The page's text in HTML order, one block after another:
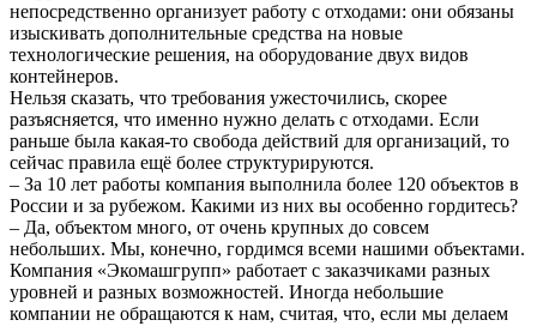
непосредственно организует работу с отходами: они обязаны
изыскивать дополнительные средства на новые
технологические решения, на оборудование двух видов
контейнеров.
Нельзя сказать, что требования ужесточились, скорее
разъясняется, что именно нужно делать с отходами. Если
раньше была какая-то свобода действий для организаций, то
сейчас правила ещё более структурируются.
– За 10 лет работы компания выполнила более 120 объектов в
России и за рубежом. Какими из них вы особенно гордитесь?
– Да, объектом много, от очень крупных до совсем
небольших. Мы, конечно, гордимся всеми нашими объектами.
Компания «Экомашгрупп» работает с заказчиками разных
уровней и разных возможностей. Иногда небольшие
компании не обращаются к нам, считая, что, если мы делаем